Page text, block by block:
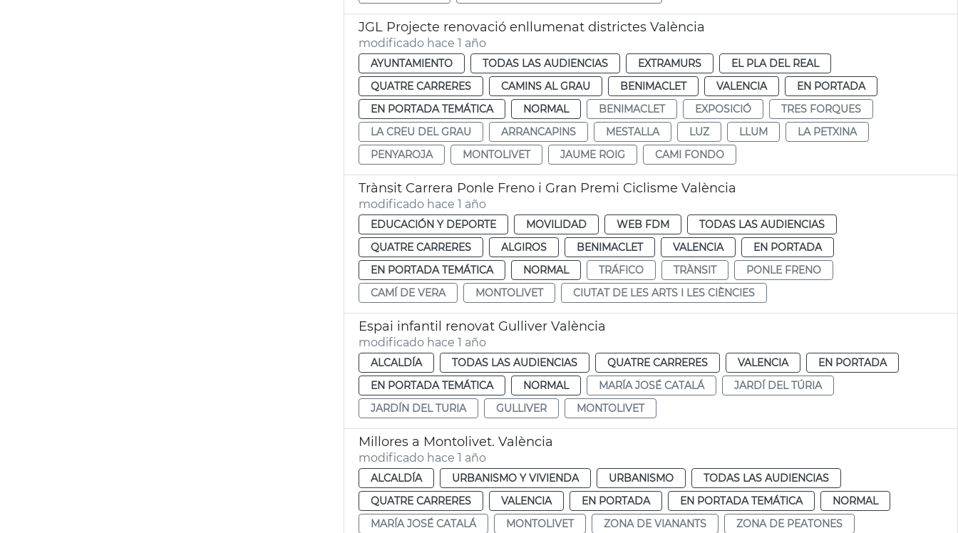
JGL Projecte renovació enllumenat districtes València
modificado hace 1 año
AYUNTAMIENTO TODAS LAS AUDIENCIAS EXTRAMURS
EL PLA DEL REAL
QUATRE CARRERES
CAMINS AL GRAU BENIMACLET VALENCIA
EN PORTADA
EN PORTADA TEMÁTICA
NORMAL BENIMACLET EXPOSICIÓ
TRES FORQUES
LA CREU DEL GRAU
ARRANCAPINS MESTALLA LUZ LLUM
LA PETXINA
PENYAROJA
MONTOLIVET JAUME ROIG CAMI FONDO
Trànsit Carrera Ponle Freno i Gran Premi Ciclisme València
modificado hace 1 año
EDUCACIÓN Y DEPORTE MOVILIDAD WEB FDM
TODAS LAS AUDIENCIAS
QUATRE CARRERES
ALGIROS BENIMACLET VALENCIA
EN PORTADA
EN PORTADA TEMÁTICA
NORMAL TRÁFICO TRÀNSIT
PONLE FRENO
CAMÍ DE VERA
MONTOLIVET CIUTAT DE LES ARTS I LES CIÈNCIES
Espai infantil renovat Gulliver València
modificado hace 1 año
ALCALDÍA TODAS LAS AUDIENCIAS QUATRE CARRERES VALENCIA
EN PORTADA
EN PORTADA TEMÁTICA
NORMAL MARÍA JOSÉ CATALÁ
JARDÍ DEL TÚRIA
JARDÍN DEL TURIA
GULLIVER MONTOLIVET
Millores a Montolivet. València
modificado hace 1 año
ALCALDÍA URBANISMO Y VIVIENDA URBANISMO
TODAS LAS AUDIENCIAS
QUATRE CARRERES
VALENCIA EN PORTADA EN PORTADA TEMÁTICA
NORMAL
MARÍA JOSÉ CATALÁ
MONTOLIVET ZONA DE VIANANTS ZONA DE PEATONES